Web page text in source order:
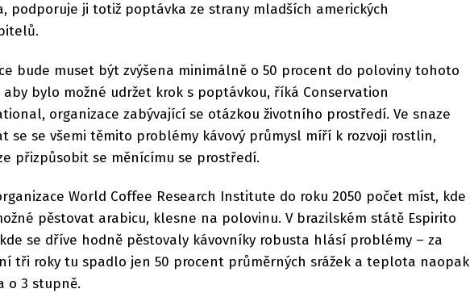
podporuje ji totiž poptávka ze strany mladších amerických
bude muset být zvýšena minimálně o 50 procent do poloviny tohoto
bylo možné udržet krok s poptávkou, říká Conservation
organizace zabývající se otázkou životního prostředí. Ve snaze
se se všemi těmito problémy kávový průmysl míří k rozvoji rostlin,
přizpůsobit se měnícímu se prostředí.
World Coffee Research Institute do roku 2050 počet míst, kde
pěstovat arabicu, klesne na polovinu. V brazilském státě Espirito
se dříve hodně pěstovaly kávovníky robusta hlásí problémy – za
tři roky tu spadlo jen 50 procent průměrných srážek a teplota naopak
o 3 stupně.